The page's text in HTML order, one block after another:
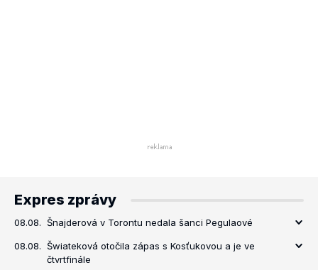
Expres zprávy
08.08. Šnajderová v Torontu nedala šanci Pegulaové
08.08. Šwiateková otočila zápas s Kosťukovou a je ve
čtvrtfinále